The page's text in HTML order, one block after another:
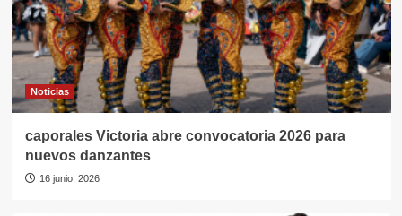
Noticias
caporales Victoria abre convocatoria 2026 para
nuevos danzantes
16 junio, 2026